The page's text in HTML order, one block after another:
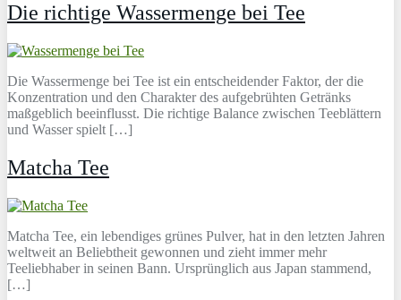
Die richtige Wassermenge bei Tee
Die Wassermenge bei Tee ist ein entscheidender Faktor, der die
Konzentration und den Charakter des aufgebrühten Getränks
maßgeblich beeinflusst. Die richtige Balance zwischen Teeblättern
und Wasser spielt […]
Matcha Tee
Matcha Tee, ein lebendiges grünes Pulver, hat in den letzten Jahren
weltweit an Beliebtheit gewonnen und zieht immer mehr
Teeliebhaber in seinen Bann. Ursprünglich aus Japan stammend,
[…]